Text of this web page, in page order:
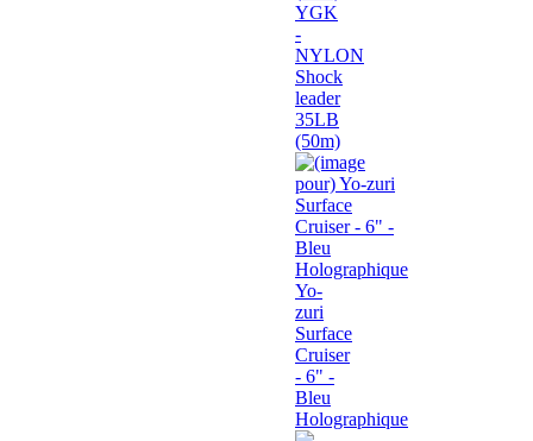
YGK
-
NYLON
Shock
leader
35LB
(50m)
Yo-
zuri
Surface
Cruiser
- 6" -
Bleu
Holographique